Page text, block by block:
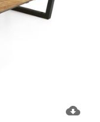
cloud_download